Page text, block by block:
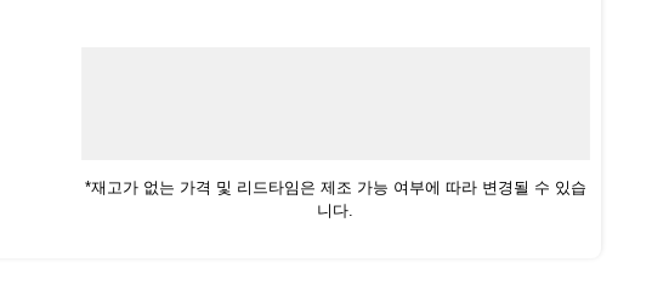
*재고가 없는 가격 및 리드타임은 제조 가능 여부에 따라 변경될 수 있습
니다.